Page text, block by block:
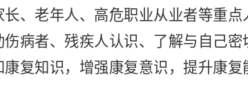
长、老年人、高危职业从业者等重
伤病者、残疾人认识、了解与自己
康复知识，增强康复意识，提升康